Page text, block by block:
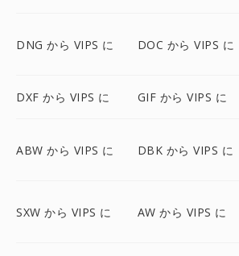
DNG から VIPS に DOC から VIPS に
DXF から VIPS に GIF から VIPS に
ABW から VIPS に DBK から VIPS に
SXW から VIPS に AW から VIPS に